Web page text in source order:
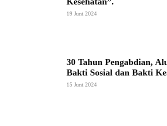
19 Juni 2024
30 Tahun Pengabdian,
Bakti Sosial dan Bakti
15 Juni 2024